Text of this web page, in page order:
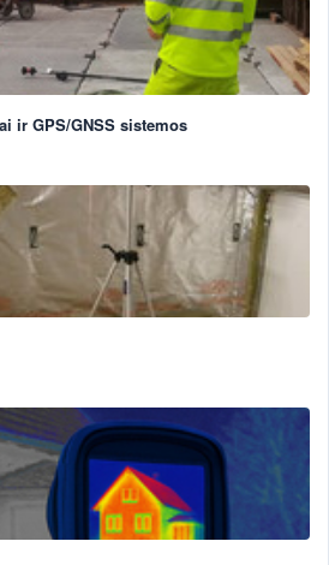
ir GPS/GNSS sistemos